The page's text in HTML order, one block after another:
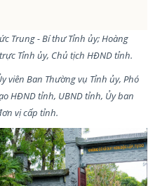
Trung - Bí thư Tỉnh ủy; Hoàng
Tỉnh ủy, Chủ tịch HĐND tỉnh.
viên Ban Thường vụ Tỉnh ủy, Phó
HĐND tỉnh, UBND tỉnh, Ủy ban
vị cấp tỉnh.